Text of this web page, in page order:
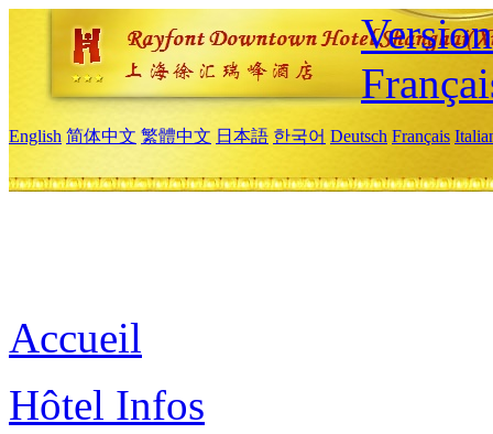
English 简体中文 繁體中文 日本語 한국어 Deutsch Français
Accueil
Hôtel Infos